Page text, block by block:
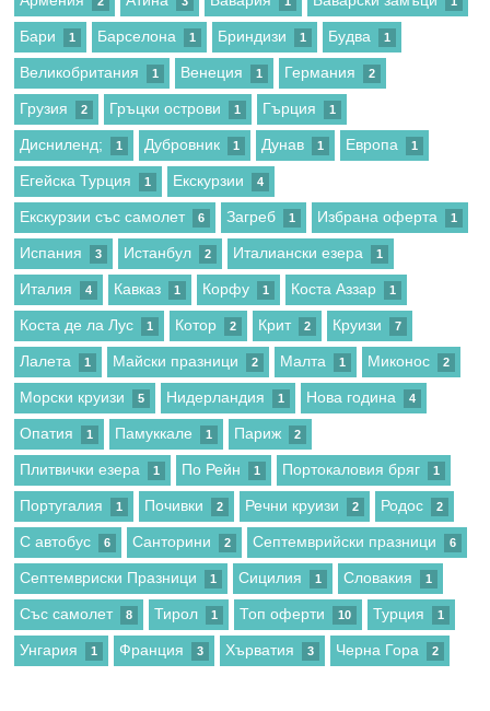
Бари 1 Барселона 1 Бриндизи 1 Будва 1
Великобритания 1 Венеция 1 Германия 2
Грузия 2 Гръцки острови 1 Гърция 1
Дисниленд; 1 Дубровник 1 Дунав 1 Европа 1
Егейска Турция 1 Екскурзии 4
Екскурзии със самолет 6 Загреб 1 Избрана оферта 1
Испания 3 Истанбул 2 Италиански езера 1
Италия 4 Кавказ 1 Корфу 1 Коста Аззар 1
Коста де ла Лус 1 Котор 2 Крит 2 Круизи 7
Лалета 1 Майски празници 2 Малта 1 Миконос 2
Морски круизи 5 Нидерландия 1 Нова година 4
Опатия 1 Памуккале 1 Париж 2
Плитвички езера 1 По Рейн 1 Портокаловия бряг 1
Португалия 1 Почивки 2 Речни круизи 2 Родос 2
С автобус 6 Санторини 2 Септемврийски празници 6
Септемвриски Празници 1 Сицилия 1 Словакия 1
Със самолет 8 Тирол 1 Топ оферти 10 Турция 1
Унгария 1 Франция 3 Хърватия 3 Черна Гора 2